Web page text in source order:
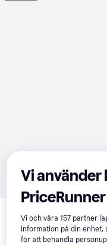
Relaterade
Vi har plockat fram ett
intressera dig. Visa alla
Vi använder
PriceRunner
Vi och våra157 partner
information på din enhet,
för att behandla